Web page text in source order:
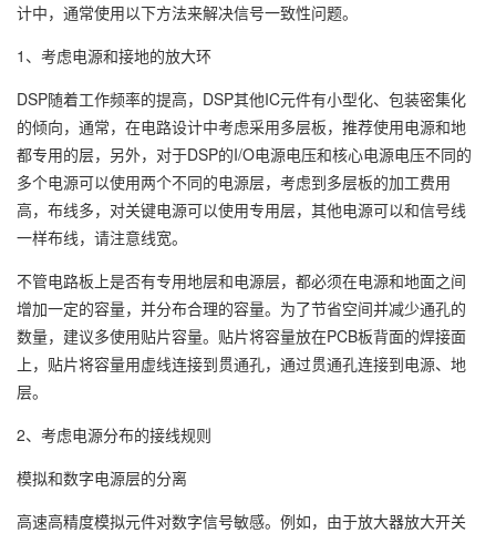
计中，通常使用以下方法来解决信号一致性问题。
1、考虑电源和接地的放大环
DSP随着工作频率的提高，DSP其他IC元件有小型化、包装密集化
的倾向，通常，在电路设计中考虑采用多层板，推荐使用电源和地
都专用的层，另外，对于DSP的I/O电源电压和核心电源电压不同的
多个电源可以使用两个不同的电源层，考虑到多层板的加工费用
高，布线多，对关键电源可以使用专用层，其他电源可以和信号线
一样布线，请注意线宽。
不管电路板上是否有专用地层和电源层，都必须在电源和地面之间
增加一定的容量，并分布合理的容量。为了节省空间并减少通孔的
数量，建议多使用贴片容量。贴片将容量放在PCB板背面的焊接面
上，贴片将容量用虚线连接到贯通孔，通过贯通孔连接到电源、地
层。
2、考虑电源分布的接线规则
模拟和数字电源层的分离
高速高精度模拟元件对数字信号敏感。例如，由于放大器放大开关